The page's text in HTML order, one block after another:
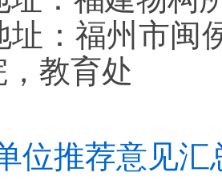
址：福州市闽
教育处
位推荐意见汇